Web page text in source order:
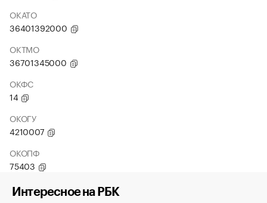
ОКАТО
36401392000
ОКТМО
36701345000
ОКФС
14
ОКОГУ
4210007
ОКОПФ
75403
Интересное на РБК